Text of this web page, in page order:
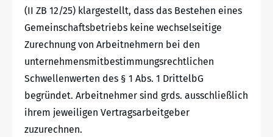
(II ZB 12/25) klargestellt, dass das Bestehen eines
Gemeinschaftsbetriebs keine wechselseitige
Zurechnung von Arbeitnehmern bei den
unternehmensmitbestimmungsrechtlichen
Schwellenwerten des § 1 Abs. 1 DrittelbG
begründet. Arbeitnehmer sind grds. ausschließlich
ihrem jeweiligen Vertragsarbeitgeber
zuzurechnen.